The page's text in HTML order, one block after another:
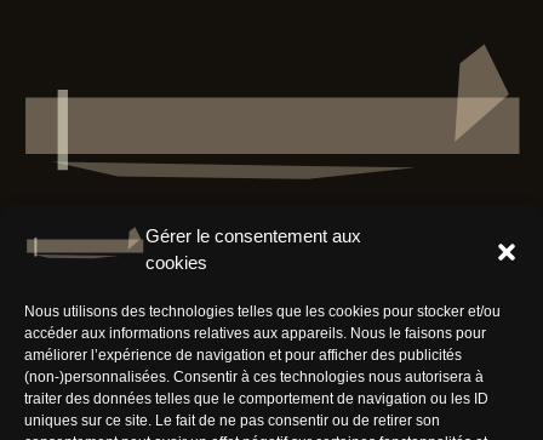
Gérer le consentement aux
cookies
Nous utilisons des technologies telles que les cookies pour stocker et/ou
accéder aux informations relatives aux appareils. Nous le faisons pour
améliorer l’expérience de navigation et pour afficher des publicités
(non-)personnalisées. Consentir à ces technologies nous autorisera à
traiter des données telles que le comportement de navigation ou les ID
uniques sur ce site. Le fait de ne pas consentir ou de retirer son